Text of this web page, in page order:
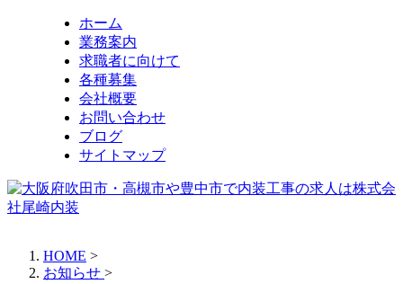
ホーム
業務案内
求職者に向けて
各種募集
会社概要
お問い合わせ
ブログ
サイトマップ
HOME >
お知らせ >